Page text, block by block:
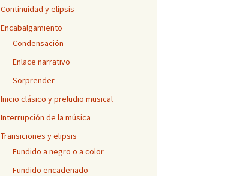
Continuidad y elipsis
Encabalgamiento
Condensación
Enlace narrativo
Sorprender
Inicio clásico y preludio musical
Interrupción de la música
Transiciones y elipsis
Fundido a negro o a color
Fundido encadenado